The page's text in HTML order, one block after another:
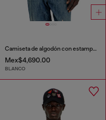
Camiseta de algodón con estampado de parches all-over
Mex$4,690.00
BLANCO